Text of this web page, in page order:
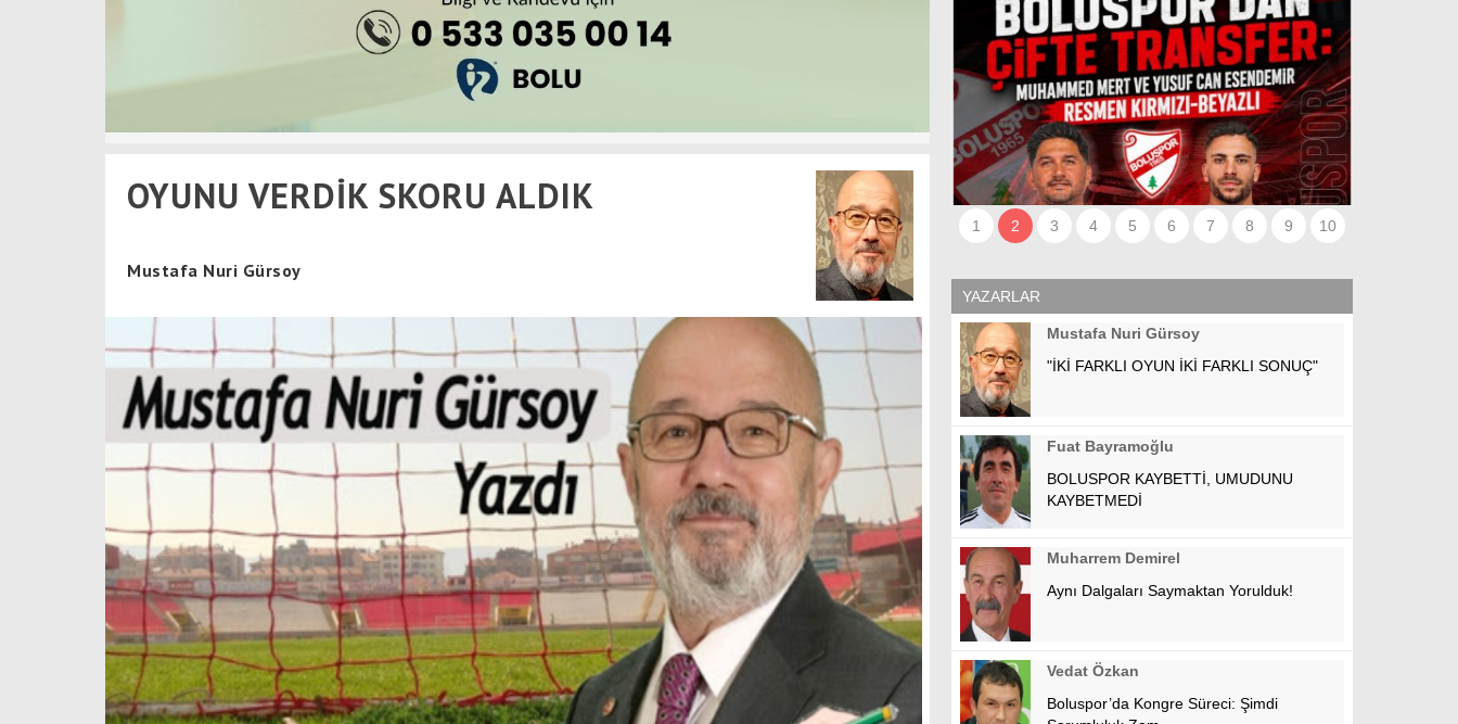
OYUNU VERDİK SKORU ALDIK
Mustafa Nuri Gürsoy
1 2 3 4 5 6 7 8 9 10
YAZARLAR
Mustafa Nuri Gürsoy
"İKİ FARKLI OYUN İKİ FARKLI SONUÇ"
Fuat Bayramoğlu
BOLUSPOR KAYBETTİ, UMUDUNU
KAYBETMEDİ
Muharrem Demirel
Aynı Dalgaları Saymaktan Yorulduk!
Vedat Özkan
Boluspor’da Kongre Süreci: Şimdi